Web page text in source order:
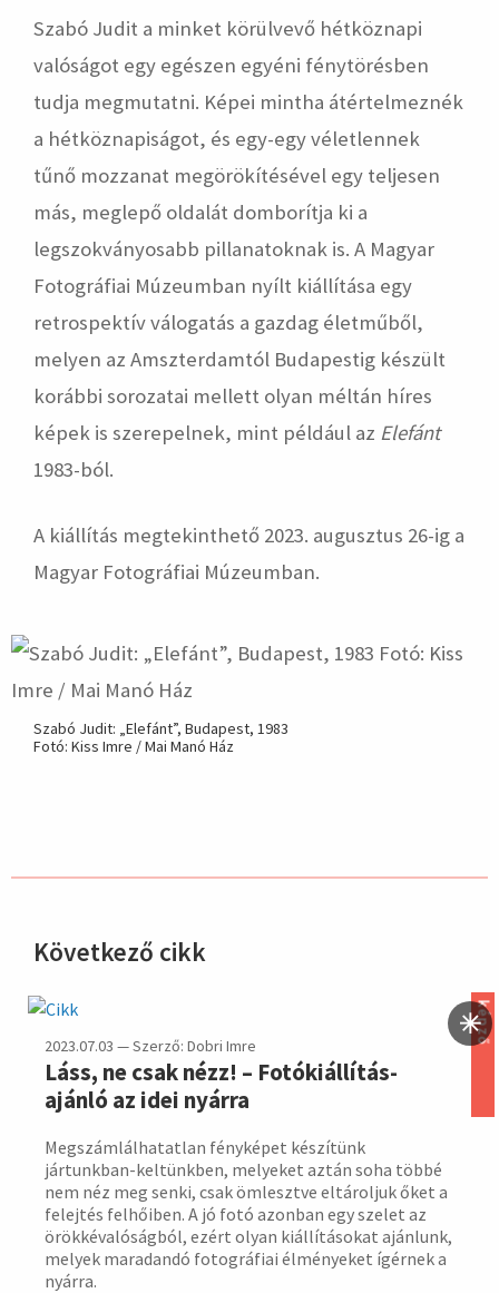
Szabó Judit a minket körülvevő hétköznapi
valóságot egy egészen egyéni fénytörésben
tudja megmutatni. Képei mintha átértelmeznék
a hétköznapiságot, és egy-egy véletlennek
tűnő mozzanat megörökítésével egy teljesen
más, meglepő oldalát domborítja ki a
legszokványosabb pillanatoknak is. A Magyar
Fotográfiai Múzeumban nyílt kiállítása egy
retrospektív válogatás a gazdag életműből,
melyen az Amszterdamtól Budapestig készült
korábbi sorozatai mellett olyan méltán híres
képek is szerepelnek, mint például az Elefánt
1983-ból.
A kiállítás megtekinthető 2023. augusztus 26-ig a
Magyar Fotográfiai Múzeumban.
Szabó Judit: „Elefánt”, Budapest, 1983
Fotó: Kiss Imre / Mai Manó Ház
Következő cikk
képző
2023.07.03 — Szerző: Dobri Imre
Láss, ne csak nézz! – Fotókiállítás-
ajánló az idei nyárra
Megszámlálhatatlan fényképet készítünk
jártunkban-keltünkben, melyeket aztán soha többé
nem néz meg senki, csak ömlesztve eltároljuk őket a
felejtés felhőiben. A jó fotó azonban egy szelet az
örökkévalóságból, ezért olyan kiállításokat ajánlunk,
melyek maradandó fotográfiai élményeket ígérnek a
nyárra.